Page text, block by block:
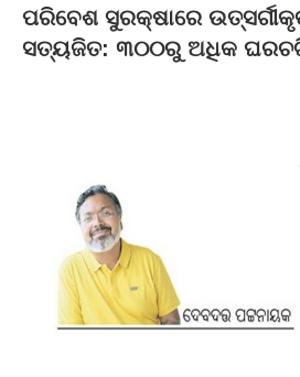
ପରିବେଶ ସୁରକ୍ଷାରେ
ସତ୍ୟଜିତ: ୩୦୦ରୁ ଅଧିକ